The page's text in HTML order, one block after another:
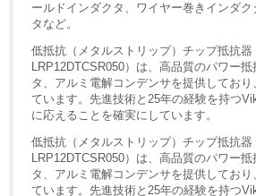
ールドインダクタ、ワイヤー巻きインダ
タなど。
低抵抗（メタルストリップ）チップ抵抗
LRP12DTCSR050）は、高品質のパワー
タ、アルミ電解コンデンサを提供してお
ています。先進技術と25年の経験を持つ
に応えることを確実にしています。
低抵抗（メタルストリップ）チップ抵抗
LRP12DTCSR050）は、高品質のパワー
タ、アルミ電解コンデンサを提供してお
ています。先進技術と25年の経験を持つ